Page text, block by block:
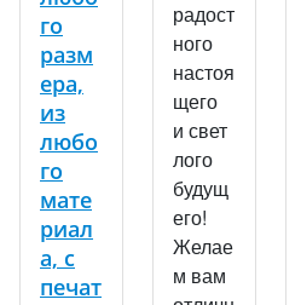
го
разм
ера,
из
любо
го
мате
риал
а, с
печат
радост
ного
настоя
щего
и свет
лого
будущ
его!
Желае
м вам